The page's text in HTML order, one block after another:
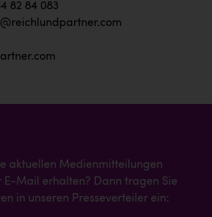
82 84 083
aktuellen Medienmitteilungen
E-Mail erhalten? Dann tragen Sie
in unseren Presseverteiler ein: